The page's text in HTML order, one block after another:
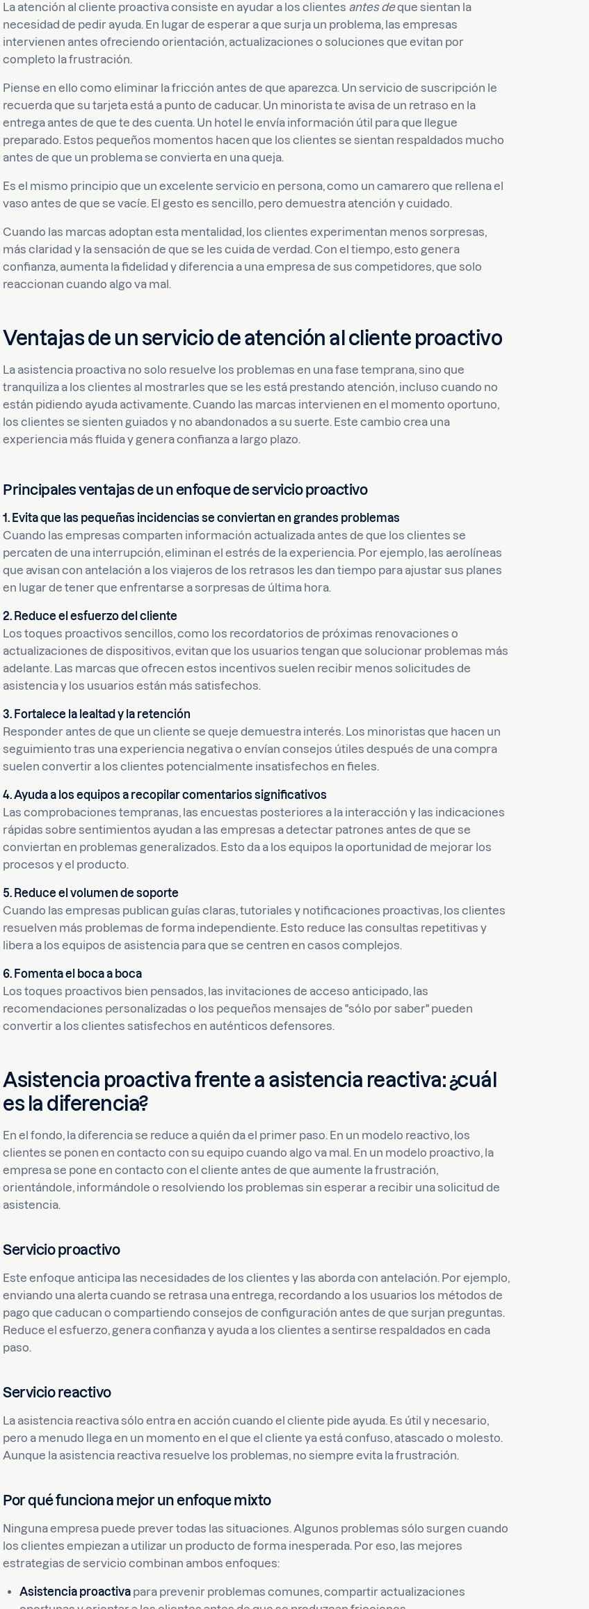
La atención al cliente proactiva consiste en ayudar a los clientes antes deque sientan la
necesidad de pedir ayuda. En lugar de esperar a que surja un problema, las empresas
intervienen antes ofreciendo orientación, actualizaciones o soluciones que evitan por
completo la frustración.
Piense en ello como eliminar la fricción antes de que aparezca. Un servicio de suscripción le
recuerda que su tarjeta está a punto de caducar. Un minorista te avisa de un retraso en la
entrega antes de que te des cuenta. Un hotel le envía información útil para que llegue
preparado. Estos pequeños momentos hacen que los clientes se sientan respaldados mucho
antes de que un problema se convierta en una queja.
Es el mismo principio que un excelente servicio en persona, como un camarero que rellena el
vaso antes de que se vacíe. El gesto es sencillo, pero demuestra atención y cuidado.
Cuando las marcas adoptan esta mentalidad, los clientes experimentan menos sorpresas,
más claridad y la sensación de que se les cuida de verdad. Con el tiempo, esto genera
confianza, aumenta la fidelidad y diferencia a una empresa de sus competidores, que solo
reaccionan cuando algo va mal.
Ventajas de un servicio de atención al cliente proactivo
La asistencia proactiva no solo resuelve los problemas en una fase temprana, sino que
tranquiliza a los clientes al mostrarles que se les está prestando atención, incluso cuando no
están pidiendo ayuda activamente. Cuando las marcas intervienen en el momento oportuno,
los clientes se sienten guiados y no abandonados a su suerte. Este cambio crea una
experiencia más fluida y genera confianza a largo plazo.
Principales ventajas de un enfoque de servicio proactivo
1. Evita que las pequeñas incidencias se conviertan en grandes problemas
Cuando las empresas comparten información actualizada antes de que los clientes se
percaten de una interrupción, eliminan el estrés de la experiencia. Por ejemplo, las aerolíneas
que avisan con antelación a los viajeros de los retrasos les dan tiempo para ajustar sus planes
en lugar de tener que enfrentarse a sorpresas de última hora.
2. Reduce el esfuerzo del cliente
Los toques proactivos sencillos, como los recordatorios de próximas renovaciones o
actualizaciones de dispositivos, evitan que los usuarios tengan que solucionar problemas más
adelante. Las marcas que ofrecen estos incentivos suelen recibir menos solicitudes de
asistencia y los usuarios están más satisfechos.
3. Fortalece la lealtad y la retención
Responder antes de que un cliente se queje demuestra interés. Los minoristas que hacen un
seguimiento tras una experiencia negativa o envían consejos útiles después de una compra
suelen convertir a los clientes potencialmente insatisfechos en fieles.
4. Ayuda a los equipos a recopilar comentarios significativos
Las comprobaciones tempranas, las encuestas posteriores a la interacción y las indicaciones
rápidas sobre sentimientos ayudan a las empresas a detectar patrones antes de que se
conviertan en problemas generalizados. Esto da a los equipos la oportunidad de mejorar los
procesos y el producto.
5. Reduce el volumen de soporte
Cuando las empresas publican guías claras, tutoriales y notificaciones proactivas, los clientes
resuelven más problemas de forma independiente. Esto reduce las consultas repetitivas y
libera a los equipos de asistencia para que se centren en casos complejos.
6. Fomenta el boca a boca
Los toques proactivos bien pensados, las invitaciones de acceso anticipado, las
recomendaciones personalizadas o los pequeños mensajes de "sólo por saber" pueden
convertir a los clientes satisfechos en auténticos defensores.
Asistencia proactiva frente a asistencia reactiva: ¿cuál
es la diferencia?
En el fondo, la diferencia se reduce a quién da el primer paso. En un modelo reactivo, los
clientes se ponen en contacto con su equipo cuando algo va mal. En un modelo proactivo, la
empresa se pone en contacto con el cliente antes de que aumente la frustración,
orientándole, informándole o resolviendo los problemas sin esperar a recibir una solicitud de
asistencia.
Servicio proactivo
Este enfoque anticipa las necesidades de los clientes y las aborda con antelación. Por ejemplo,
enviando una alerta cuando se retrasa una entrega, recordando a los usuarios los métodos de
pago que caducan o compartiendo consejos de configuración antes de que surjan preguntas.
Reduce el esfuerzo, genera confianza y ayuda a los clientes a sentirse respaldados en cada
paso.
Servicio reactivo
La asistencia reactiva sólo entra en acción cuando el cliente pide ayuda. Es útil y necesario,
pero a menudo llega en un momento en el que el cliente ya está confuso, atascado o molesto.
Aunque la asistencia reactiva resuelve los problemas, no siempre evita la frustración.
Por qué funciona mejor un enfoque mixto
Ninguna empresa puede prever todas las situaciones. Algunos problemas sólo surgen cuando
los clientes empiezan a utilizar un producto de forma inesperada. Por eso, las mejores
estrategias de servicio combinan ambos enfoques:
Asistencia proactiva para prevenir problemas comunes, compartir actualizaciones